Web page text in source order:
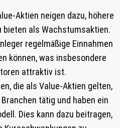
Aktien neigen dazu, höhere
bieten als Wachstumsaktien.
regelmäßige Einnahmen
können, was insbesondere
attraktiv ist.
die als Value-Aktien gelten,
tätig und haben ein
Dies kann dazu beitragen,